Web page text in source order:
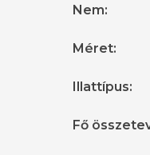
Nem:
Méret:
Illattípus:
Fő